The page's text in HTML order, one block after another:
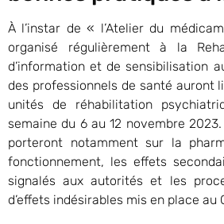
À l’instar de « l’Atelier du
organisé régulièrement à la
d’information et de sensibilisation
des professionnels de santé auront
unités de réhabilitation
semaine du 6 au 12 novembre
porteront notamment sur la
fonctionnement, les effets
signalés aux autorités et les
d’effets indésirables mis en place au